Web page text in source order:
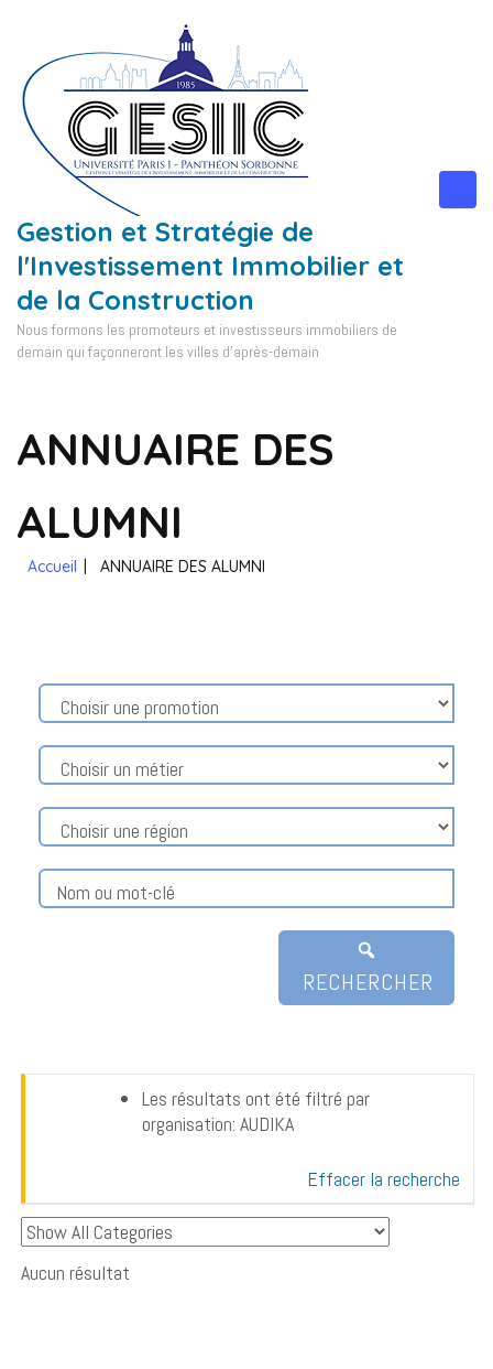
contenu
(Pressez
Entrée)
Gestion et Stratégie de
l'Investissement Immobilier et
de la Construction
Nous formons les promoteurs et investisseurs immobiliers de
demain qui façonneront les villes d'après-demain
ANNUAIRE DES
ALUMNI
Accueil ANNUAIRE DES ALUMNI
RECHERCHER
Les résultats ont été filtré par
organisation: AUDIKA
Effacer la recherche
Aucun résultat